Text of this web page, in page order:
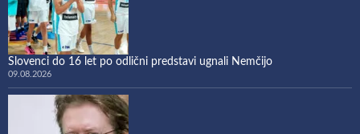
Slovenci do 16 let po odlični predstavi ugnali Nemčijo
09.08.2026